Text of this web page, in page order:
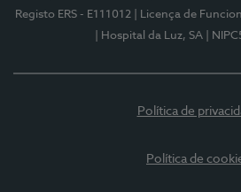
Registo ERS - E111012
| Licença de
| Hospital da Luz, SA
|
Política de
Política de